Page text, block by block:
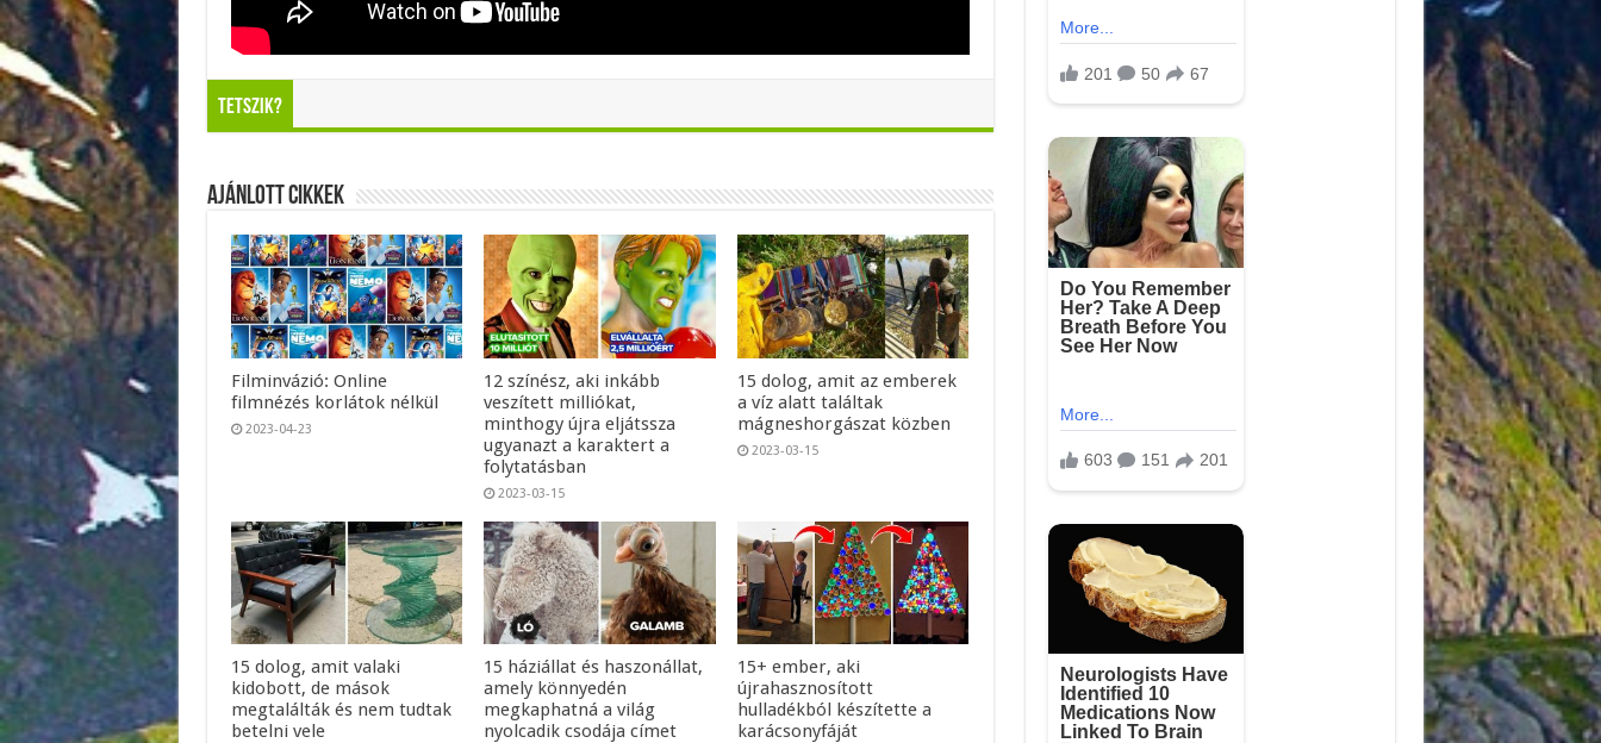
Tetszik?
Ajánlott Cikkek
Filminvázió: Online
filmnézés korlátok nélkül
2023-04-23
12 színész, aki inkább
veszített milliókat,
minthogy újra eljátssza
ugyanazt a karaktert a
folytatásban
2023-03-15
15 dolog, amit az emberek
a víz alatt találtak
mágneshorgászat közben
2023-03-15
15 dolog, amit valaki
kidobott, de mások
megtalálták és nem tudtak
betelni vele
15 háziállat és haszonállat,
amely könnyedén
megkaphatná a világ
nyolcadik csodája címet
15+ ember, aki
újrahasznosított
hulladékból készítette a
karácsonyfáját